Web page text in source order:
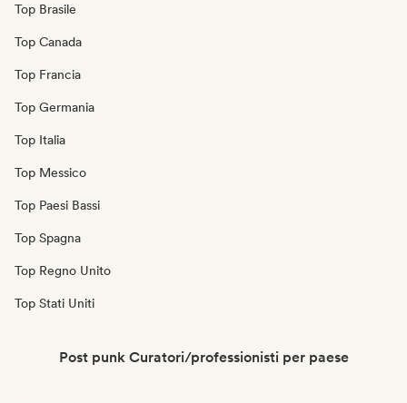
Top Brasile
Top Canada
Top Francia
Top Germania
Top Italia
Top Messico
Top Paesi Bassi
Top Spagna
Top Regno Unito
Top Stati Uniti
Post punk Curatori/professionisti per paese